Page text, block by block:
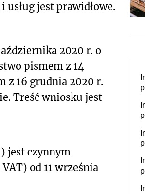
usług jest prawidłowe.
2020 r. o
pismem z 14
z 16 grudnia 2020 r.
Treść wniosku jest
jest czynnym
od 11 września